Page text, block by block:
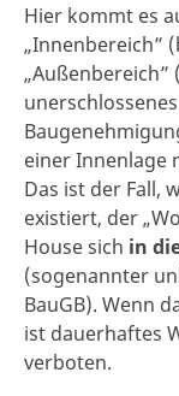
Hier kommt es
„Innenbereich”
„Außenbereich”
einer Innenlage
Das ist der Fall,
existiert, der
House sich in
(sogenannter
BauGB). Wenn
ist dauerhaftes
verboten.